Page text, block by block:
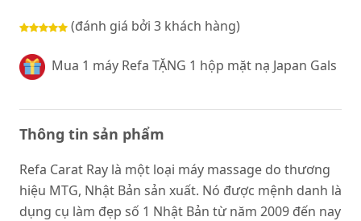
(đánh giá bởi 3 khách hàng)
Mua 1 máy Refa TẶNG 1 hộp mặt nạ Japan Gals
Thông tin sản phẩm
Refa Carat Ray là một loại máy massage do thương
hiệu MTG, Nhật Bản sản xuất. Nó được mệnh danh là
dụng cụ làm đẹp số 1 Nhật Bản từ năm 2009 đến nay